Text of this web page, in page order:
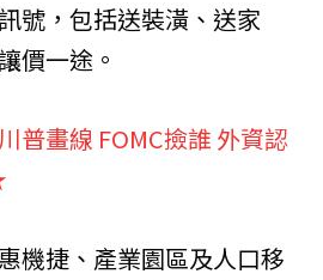
號，包括送裝潢、送家
價一途。
普畫線 FOMC撿誰 外資認
機捷、產業園區及人口移